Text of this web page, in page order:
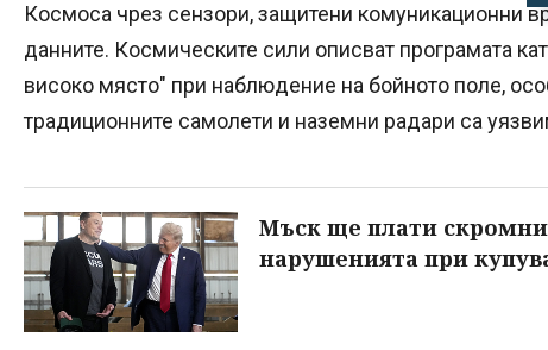
Космоса чрез сензори, защитени комуникационни
данните. Космическите сили описват програмата
високо място" при наблюдение на бойното поле,
традиционните самолети и наземни радари са
Мъск ще плати
нарушенията при